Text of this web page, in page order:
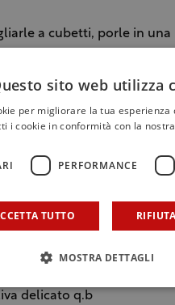
a cubetti, porle in
Raffreddare.
delicato q.b
sito web utilizza
per migliorare la tua
i cookie in conformità con la
PERFORMANCE
TUTTO
MOSTRA DETTAGLI